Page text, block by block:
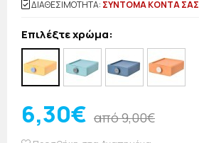
ΔΙΑΘΕΣΙΜΟΤΗΤΑ: ΣΥΝΤΟΜΑ ΚΟΝΤΑ ΣΑΣ
Επιλέξτε χρώμα:
6,30€ από 9,00€